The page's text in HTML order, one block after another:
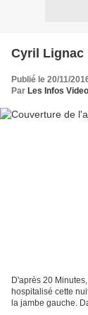
Cyril Lignac
Publié le 20/11/
Par Les Infos
D'après 20
hospitalisé cette
la jambe gauche.